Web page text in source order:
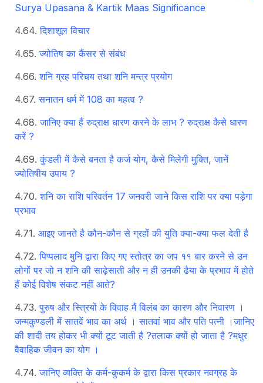
Surya Upasana & Kartik Maas Significance
दिशाशूल विचार
ज्‍योतिष का कैंसर से संबंध
शनि ग्रह परिचय तथा शनि मन्त्र प्रयोग
सनातन धर्म में 108 का महत्व ?
जानिए क्या हैं रुद्राक्ष धारण करने के लाभ ? रुद्राक्ष कैसे धारण
करें ?
कुंडली में कैसे बनता है कर्ज योग, कैसे मिलेगी मुक्ति, जानें
ज्योतिषीय उपाय ?
शनि का राशि परिवर्तन 17 जनवरी जाने किस राशि पर क्या पड़ेगा
प्रभाव
आइए जानते है कौन-कौन से ग्रहों की युति क्या-क्या फल देती है
पिप्पलाद मुनि द्वारा किए गए स्तोत्र का जप ११ बार करने से उन
लोगों पर जो न शनि की साढ़ेसाती और न ही उनकी ढैया के प्रभाव में होते
हैं कोई विशेष संकट नहीं आते?
पुरुष और स्त्रियों के विवाह मैं विलंब का कारण और निवारण ।
जन्मकुण्डली में सातवें भाव का अर्थ । सातवां भाव और पति पत्नी ।जानिए
की शादी तय होकर भी क्यों टूट जाती है ?तलाक क्यों हो जाता है ?मधुर
वैवाहिक जीवन का योग ।
जानिए व्यक्ति के कर्म-कुकर्म के द्वारा किस प्रकार नवग्रह के